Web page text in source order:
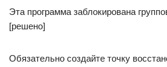
Эта программа заблокирована
[решено]
Обязательно создайте точку